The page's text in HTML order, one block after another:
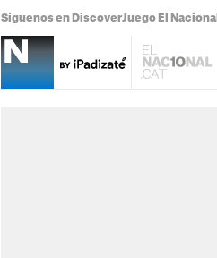
Síguenos en DiscoverJuego El Nacional